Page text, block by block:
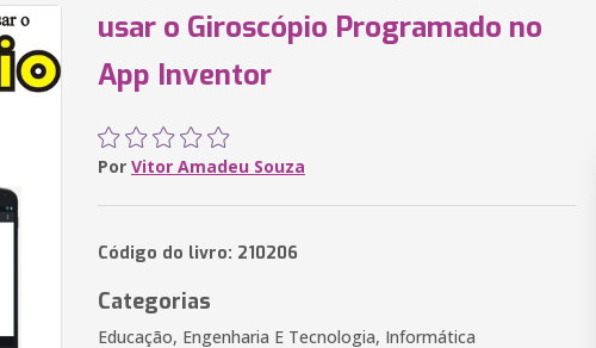
usar o Giroscópio Programado no
App Inventor
Por Vitor Amadeu Souza
Código do livro: 210206
Categorias
Educação, Engenharia E Tecnologia, Informática